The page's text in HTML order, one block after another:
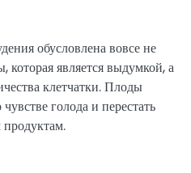
обусловлена вовсе не
является выдумкой, а
клетчатки. Плоды
голода и перестать
продуктам.